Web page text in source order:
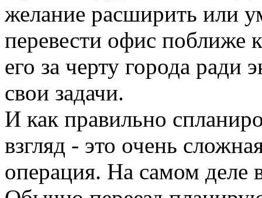
желание расширить или
перевести офис поближе
его за черту города
свои задачи.
И как правильно
взгляд - это очень
операция. На самом деле